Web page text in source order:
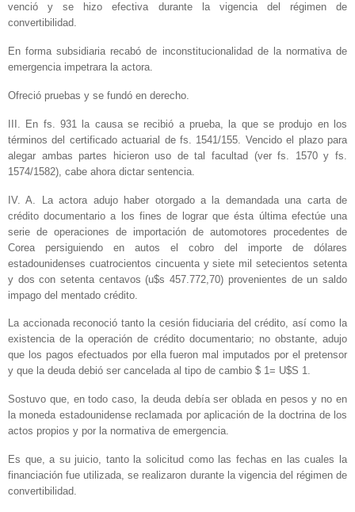
venció y se hizo efectiva durante la vigencia del régimen de
convertibilidad.
En forma subsidiaria recabó de inconstitucionalidad de la normativa de
emergencia impetrara la actora.
Ofreció pruebas y se fundó en derecho.
III. En fs. 931 la causa se recibió a prueba, la que se produjo en los
términos del certificado actuarial de fs. 1541/155. Vencido el plazo para
alegar ambas partes hicieron uso de tal facultad (ver fs. 1570 y fs.
1574/1582), cabe ahora dictar sentencia.
IV. A. La actora adujo haber otorgado a la demandada una carta de
crédito documentario a los fines de lograr que ésta última efectúe una
serie de operaciones de importación de automotores procedentes de
Corea persiguiendo en autos el cobro del importe de dólares
estadounidenses cuatrocientos cincuenta y siete mil setecientos setenta
y dos con setenta centavos (u$s 457.772,70) provenientes de un saldo
impago del mentado crédito.
La accionada reconoció tanto la cesión fiduciaria del crédito, así como la
existencia de la operación de crédito documentario; no obstante, adujo
que los pagos efectuados por ella fueron mal imputados por el pretensor
y que la deuda debió ser cancelada al tipo de cambio $ 1= U$S 1.
Sostuvo que, en todo caso, la deuda debía ser oblada en pesos y no en
la moneda estadounidense reclamada por aplicación de la doctrina de los
actos propios y por la normativa de emergencia.
Es que, a su juicio, tanto la solicitud como las fechas en las cuales la
financiación fue utilizada, se realizaron durante la vigencia del régimen de
convertibilidad.